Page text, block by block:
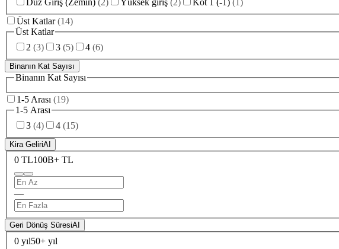
Düz Giriş (Zemin) (2) Yüksek giriş (2) Kot 1 (-1) (1)
Üst Katlar (14)
Üst Katlar
2 (3) 3 (5) 4 (6)
Binanın Kat Sayısı
Binanın Kat Sayısı
1-5 Arası (19)
1-5 Arası
3 (4) 4 (15)
Kira GeliriAI
0 TL100B+ TL
—
Geri Dönüş SüresiAI
0 yıl50+ yıl